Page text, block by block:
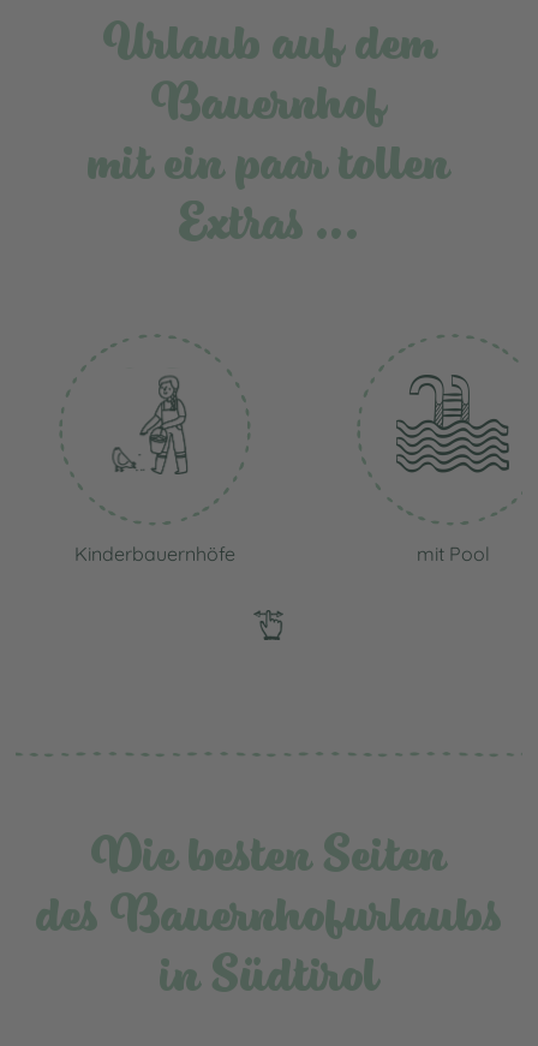
Urlaub auf dem
Bauernhof
mit ein paar tollen
Extras …
Kinderbauernhöfe mit Pool
Die besten Seiten
des Bauernhofurlaubs
in Südtirol